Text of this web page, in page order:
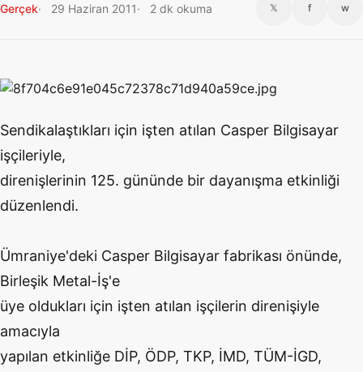
Gerçek 29 Haziran 2011 2 dk okuma 𝕏 f w
Sendikalaştıkları için işten atılan Casper Bilgisayar
işçileriyle,
direnişlerinin 125. gününde bir dayanışma etkinliği
düzenlendi.
Ümraniye'deki Casper Bilgisayar fabrikası önünde,
Birleşik Metal-İş'e
üye oldukları için işten atılan işçilerin direnişiyle
amacıyla
yapılan etkinliğe DİP, ÖDP, TKP, İMD, TÜM-İGD,